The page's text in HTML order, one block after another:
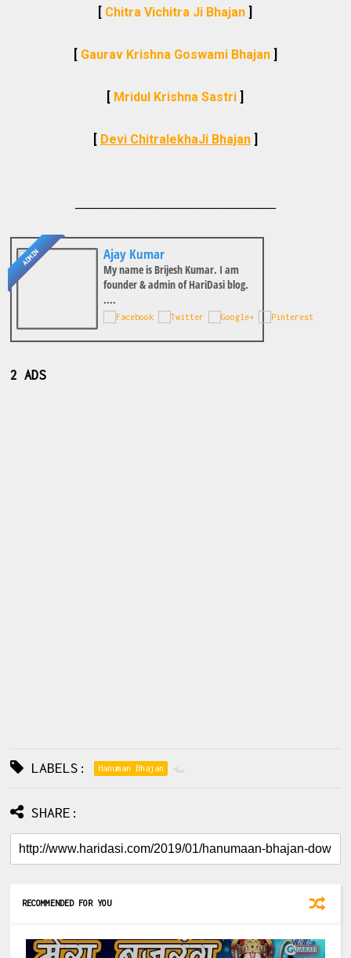
[ Chitra Vichitra Ji Bhajan ]
[ Gaurav Krishna Goswami Bhajan]
[ Mridul Krishna Sastri ]
[ Devi ChitralekhaJi Bhajan]
ADMIN Ajay Kumar
My name is Brijesh Kumar. I am
founder & admin of HariDasi blog.
....
2 ADS
LABELS: Hanuman Bhajan
SHARE:
RECOMMENDED FOR YOU